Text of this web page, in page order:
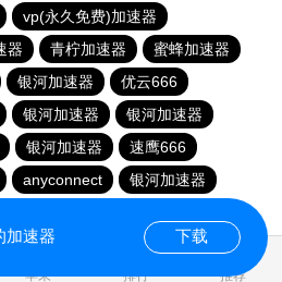
vp(永久免费)加速器
器 青柠加速器
蜜蜂加速器
银河加速器
优云666
银河加速器
银河加速器
银河加速器
速鹰666
anyconnect
银河加速器
苹果 排行 推荐
加速器 下载
0.032523s